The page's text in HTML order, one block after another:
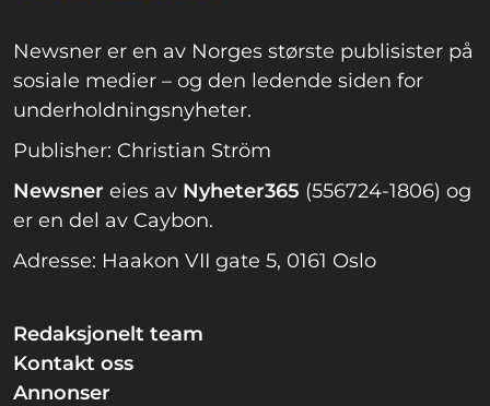
Newsner er en av Norges største publisister på
sosiale medier – og den ledende siden for
underholdningsnyheter.
Publisher: Christian Ström
Newsner eies av Nyheter365 (556724-1806) og
er en del av Caybon.
Adresse: Haakon VII gate 5, 0161 Oslo
Redaksjonelt team
Kontakt oss
Annonser